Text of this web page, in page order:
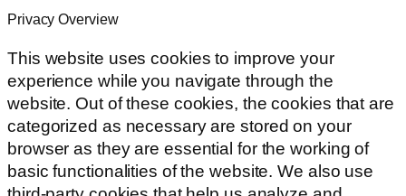
Privacy Overview
This website uses cookies to improve your
experience while you navigate through the
website. Out of these cookies, the cookies that are
categorized as necessary are stored on your
browser as they are essential for the working of
basic functionalities of the website. We also use